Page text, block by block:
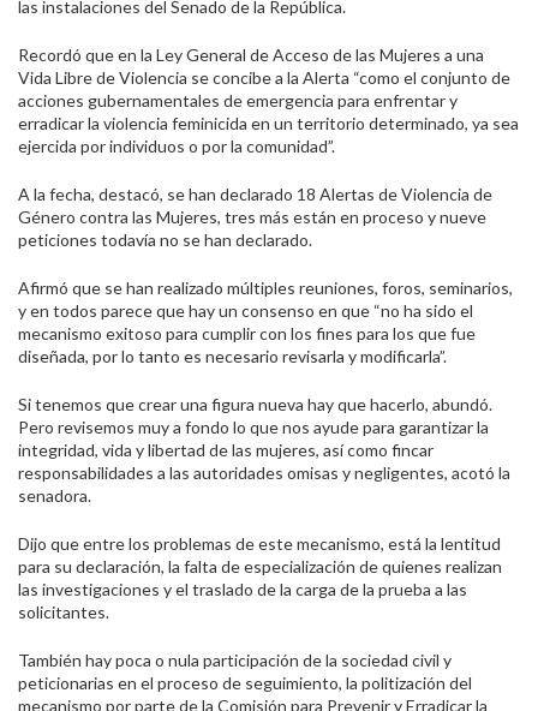
las instalaciones del Senado de la República.
Recordó que en la Ley General de Acceso de las Mujeres a una
Vida Libre de Violencia se concibe a la Alerta “como el conjunto de
acciones gubernamentales de emergencia para enfrentar y
erradicar la violencia feminicida en un territorio determinado, ya sea
ejercida por individuos o por la comunidad”.
A la fecha, destacó, se han declarado 18 Alertas de Violencia de
Género contra las Mujeres, tres más están en proceso y nueve
peticiones todavía no se han declarado.
Afirmó que se han realizado múltiples reuniones, foros, seminarios,
y en todos parece que hay un consenso en que “no ha sido el
mecanismo exitoso para cumplir con los fines para los que fue
diseñada, por lo tanto es necesario revisarla y modificarla”.
Si tenemos que crear una figura nueva hay que hacerlo, abundó.
Pero revisemos muy a fondo lo que nos ayude para garantizar la
integridad, vida y libertad de las mujeres, así como fincar
responsabilidades a las autoridades omisas y negligentes, acotó la
senadora.
Dijo que entre los problemas de este mecanismo, está la lentitud
para su declaración, la falta de especialización de quienes realizan
las investigaciones y el traslado de la carga de la prueba a las
solicitantes.
También hay poca o nula participación de la sociedad civil y
peticionarias en el proceso de seguimiento, la politización del
mecanismo por parte de la Comisión para Prevenir y Erradicar la